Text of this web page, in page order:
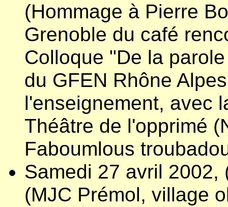
(Hommage à Pierre
Grenoble du café
Colloque "De la
du GFEN Rhône
l'enseignement, avec
Théâtre de l'opprimé
Faboumlous
Samedi 27 avril 2002,
(MJC Prémol, village